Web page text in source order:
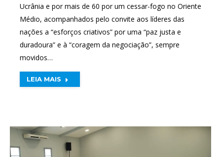
Ucrânia e por mais de 60 por um cessar-fogo no Oriente
Médio, acompanhados pelo convite aos líderes das
nações a “esforços criativos” por uma “paz justa e
duradoura” e à “coragem da negociação”, sempre
movidos…
LEIA MAIS